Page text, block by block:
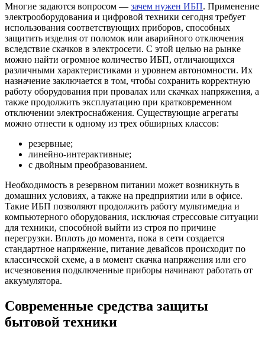
Многие задаются вопросом — зачем нужен ИБП. Применение
электрооборудования и цифровой техники сегодня требует
использования соответствующих приборов, способных
защитить изделия от поломок или аварийного отключения
вследствие скачков в электросети. С этой целью на рынке
можно найти огромное количество ИБП, отличающихся
различными характеристиками и уровнем автономности. Их
назначение заключается в том, чтобы сохранить корректную
работу оборудования при провалах или скачках напряжения, а
также продолжить эксплуатацию при кратковременном
отключении электроснабжения. Существующие агрегаты
можно отнести к одному из трех обширных классов:
резервные;
линейно-интерактивные;
с двойным преобразованием.
Необходимость в резервном питании может возникнуть в
домашних условиях, а также на предприятии или в офисе.
Такие ИБП позволяют продолжить работу мультимедиа и
компьютерного оборудования, исключая стрессовые ситуации
для техники, способной выйти из строя по причине
перегрузки. Вплоть до момента, пока в сети создается
стандартное напряжение, питание девайсов происходит по
классической схеме, а в момент скачка напряжения или его
исчезновения подключенные приборы начинают работать от
аккумулятора.
Современные средства защиты
бытовой техники